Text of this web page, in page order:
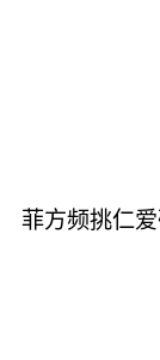
菲方频挑仁